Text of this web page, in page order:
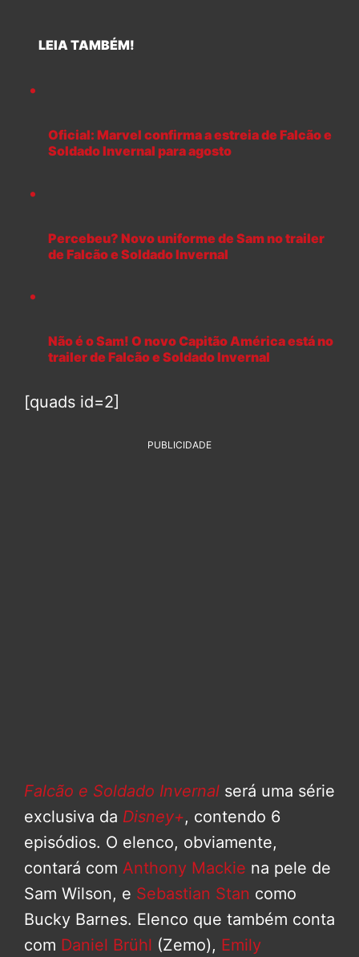
LEIA TAMBÉM!
Oficial: Marvel confirma a estreia de Falcão e
Soldado Invernal para agosto
Percebeu? Novo uniforme de Sam no trailer
de Falcão e Soldado Invernal
Não é o Sam! O novo Capitão América está no
trailer de Falcão e Soldado Invernal
[quads id=2]
PUBLICIDADE
Falcão e Soldado Invernal será uma série
exclusiva da Disney+, contendo 6
episódios. O elenco, obviamente,
contará com Anthony Mackie na pele de
Sam Wilson, e Sebastian Stan como
Bucky Barnes. Elenco que também conta
com Daniel Brühl (Zemo), Emily